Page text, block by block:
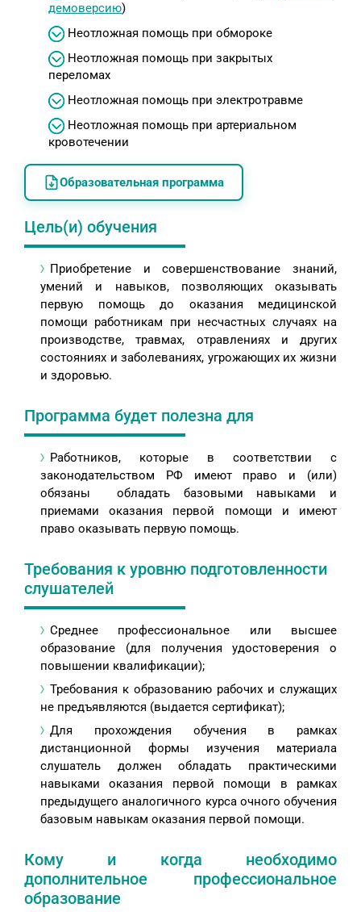
демоверсию)
Неотложная помощь при обмороке
Неотложная помощь при закрытых
переломах
Неотложная помощь при электротравме
Неотложная помощь при артериальном
кровотечении
Образовательная программа
Цель(и) обучения
Приобретение и совершенствование знаний,
умений и навыков, позволяющих оказывать
первую помощь до оказания медицинской
помощи работникам при несчастных случаях на
производстве, травмах, отравлениях и других
состояниях и заболеваниях, угрожающих их жизни
и здоровью.
Программа будет полезна для
Работников, которые в соответствии с
законодательством РФ имеют право и (или)
обязаны обладать базовыми навыками и
приемами оказания первой помощи и имеют
право оказывать первую помощь.
Требования к уровню подготовленности
слушателей
Среднее профессиональное или высшее
образование (для получения удостоверения о
повышении квалификации);
Требования к образованию рабочих и служащих
не предъявляются (выдается сертификат);
Для прохождения обучения в рамках
дистанционной формы изучения материала
слушатель должен обладать практическими
навыками оказания первой помощи в рамках
предыдущего аналогичного курса очного обучения
базовым навыкам оказания первой помощи.
Кому и когда необходимо
дополнительное профессиональное
образование